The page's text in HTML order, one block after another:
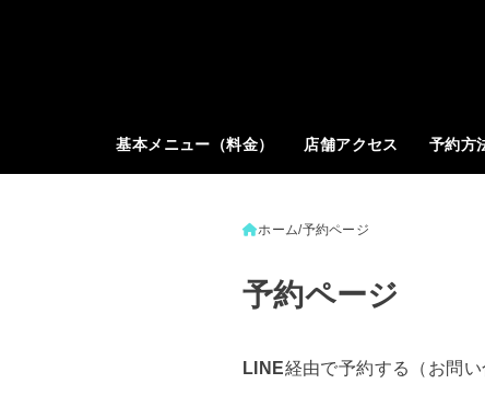
基本メニュー（料金） 店舗アクセス 予約方
ホーム 予約ページ
予約ページ
LINE経由で予約する（お問い